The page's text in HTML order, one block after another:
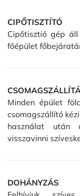
CIPŐTISZTÍTÓ
Cipőtisztió gép áll
főépület
Minden épület
csomagszállító
használat után
visszavinni
DOHÁNYZÁS